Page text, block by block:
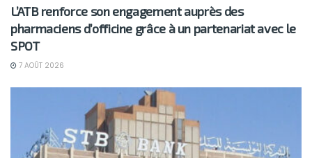
L’ATB renforce son engagement auprès des
pharmaciens d’officine grâce à un partenariat avec le
SPOT
7 AOÛT 2026